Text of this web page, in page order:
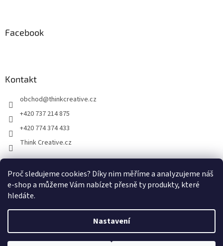
Proč sledujeme cookies? Díky nim měříme a analyzujeme náš
e-shop a můžeme Vám nabízet přesně ty produkty, které
hledáte.
Nastavení
Facebook
Kontakt
obchod@thinkcreative.cz
+420 737 214 875
+420 774 374 433
Think Creative.cz
Zboží.cz Heureka.cz Facebook
Vytvořil Shoptet